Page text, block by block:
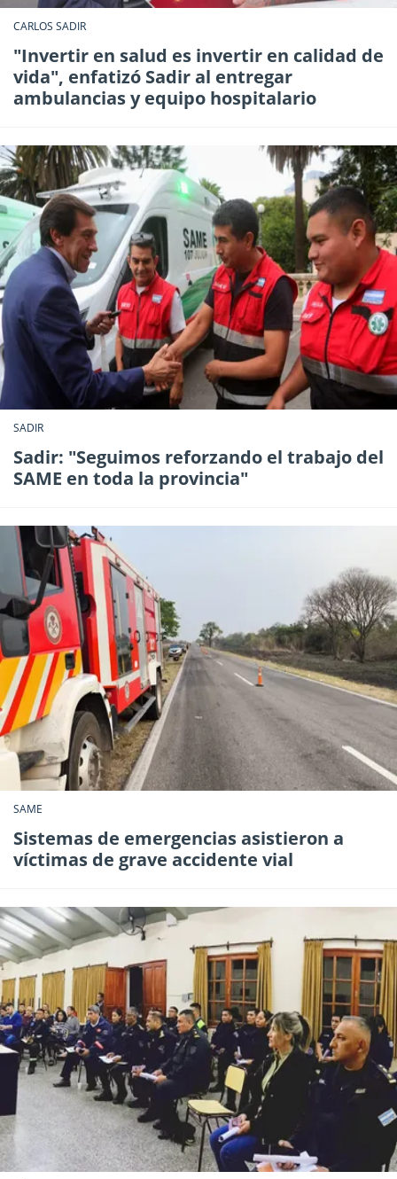
CARLOS SADIR
"Invertir en salud es invertir en calidad de
vida", enfatizó Sadir al entregar
ambulancias y equipo hospitalario
SADIR
Sadir: "Seguimos reforzando el trabajo del
SAME en toda la provincia"
SAME
Sistemas de emergencias asistieron a
víctimas de grave accidente vial